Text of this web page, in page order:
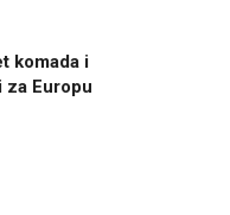
komada i
Europu